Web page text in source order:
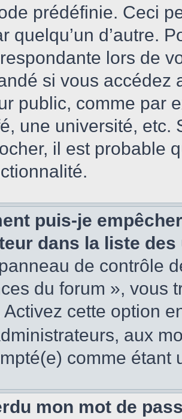
prédéfinie. Ceci
quelqu’un d’autre.
lors de
si vous accédez
public, comme par
une université, etc.
il est probable
puis-je
dans la liste
de contrôle
du forum », vous
Activez cette option
aux
comme étant
mon mot de